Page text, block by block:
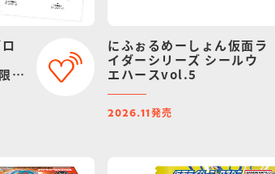
にふぉるめーしょん仮面ラ
イダーシリーズ シールウ
エハースvol.5
2026.11 発売